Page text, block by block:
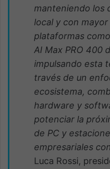
manteniendo los
local y con
plataformas
AI Max PRO 400
impulsando esta
través de un
ecosistema,
hardware y
potenciar la
de PC y
empresariales
Luca Rossi,